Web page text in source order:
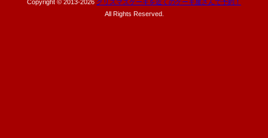
Copyright © 2013-2026 クリスマスケーキを近くのケーキ屋さんで予約！
All Rights Reserved.